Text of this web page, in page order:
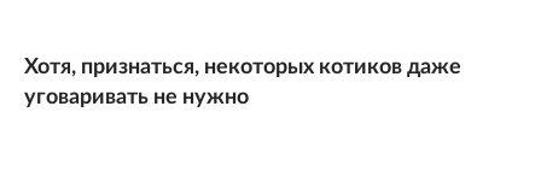
Хотя, признаться, некоторых котиков даже
уговаривать не нужно